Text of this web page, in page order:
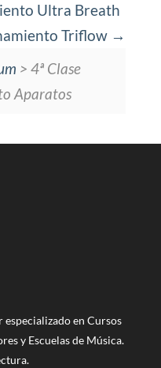
Ultra Breath
Triflow
> 4ª Clase
Aparatos
en Cursos
y Escuelas de Música.